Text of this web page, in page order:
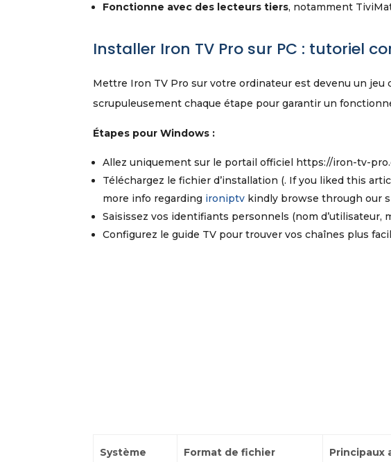
Fonctionne avec des lecteurs tiers, notamment
Installer Iron TV Pro sur PC : tutoriel
Mettre Iron TV Pro sur votre ordinateur est devenu un jeu
scrupuleusement chaque étape pour garantir un
Étapes pour Windows :
Allez uniquement sur le portail officiel https://iron-tv-
Téléchargez le fichier d’installation (. If you liked this
more info regarding ironiptv kindly browse through our
Saisissez vos identifiants personnels (nom d’utilisateur,
Configurez le guide TV pour trouver vos chaînes plus
Système Format de fichier Principaux